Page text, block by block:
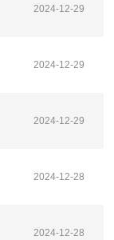
2024-12-29
2024-12-29
2024-12-29
2024-12-28
2024-12-28